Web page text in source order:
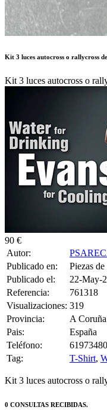
Kit 3 luces autocross o rallycross
Kit 3 luces autocross o
90 €
Autor:
Publicado en:
Piezas
Publicado el:
22-May-
Referencia:
761318
Visualizaciones: 319
Provincia:
A Coruña
Pais:
España
Teléfono:
Tag:
T-Shirt,
Kit 3 luces autocross o
0 CONSULTAS RECIBIDAS.